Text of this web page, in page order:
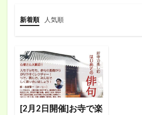
新着順 人気順
[2月2日開催]お寺で楽